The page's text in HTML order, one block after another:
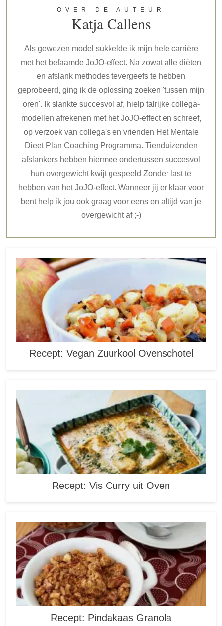
OVER DE AUTEUR
Katja Callens
Als gewezen model sukkelde ik mijn hele carrière
met het befaamde JoJO-effect. Na zowat alle diëten
en afslank methodes tevergeefs te hebben
geprobeerd, ging ik de oplossing zoeken 'tussen mijn
oren'. Ik slankte succesvol af, hielp talrijke collega-
modellen afrekenen met het JoJO-effect en schreef,
op verzoek van collega's en vrienden Het Mentale
Dieet Plan Coaching Programma. Tienduizenden
afslankers hebben hiermee ondertussen succesvol
hun overgewicht kwijt gespeeld Zonder last te
hebben van het JoJO-effect. Wanneer jij er klaar voor
bent help ik jou ook graag voor eens en altijd van je
overgewicht af ;-)
Recept: Vegan Zuurkool Ovenschotel
Recept: Vis Curry uit Oven
Recept: Pindakaas Granola